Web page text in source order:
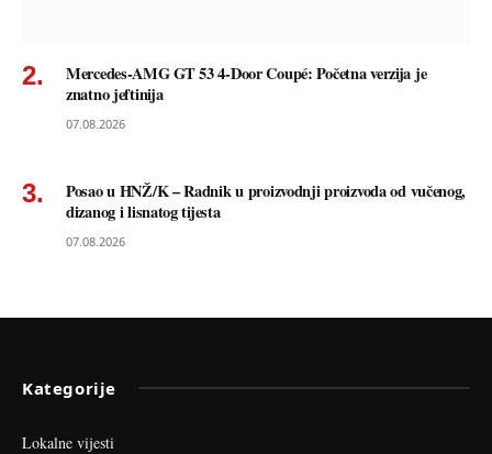
Mercedes-AMG GT 53 4-Door Coupé: Početna verzija je
znatno jeftinija
07.08.2026
Posao u HNŽ/K – Radnik u proizvodnji proizvoda od vučenog,
dizanog i lisnatog tijesta
07.08.2026
Kategorije
Lokalne vijesti